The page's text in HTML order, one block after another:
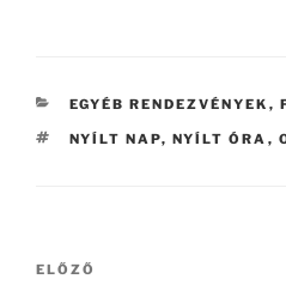
KATEGÓRIÁK
EGYÉB RENDEZVÉNYEK ,
CÍMKÉK
NYÍLT NAP, NYÍLT ÓRA ,
Bejegyzés
Korábbi
ELŐZŐ